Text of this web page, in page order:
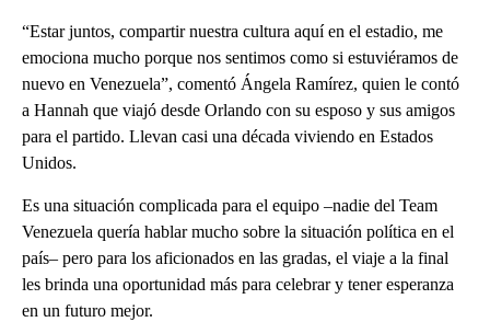
“Estar juntos, compartir nuestra cultura aquí en el estadio, me
emociona mucho porque nos sentimos como si estuviéramos de
nuevo en Venezuela”, comentó Ángela Ramírez, quien le contó
a Hannah que viajó desde Orlando con su esposo y sus amigos
para el partido. Llevan casi una década viviendo en Estados
Unidos.
Es una situación complicada para el equipo –nadie del Team
Venezuela quería hablar mucho sobre la situación política en el
país– pero para los aficionados en las gradas, el viaje a la final
les brinda una oportunidad más para celebrar y tener esperanza
en un futuro mejor.